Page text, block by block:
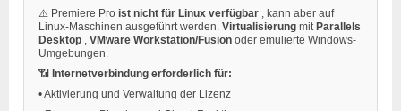
⚠️ Premiere Pro ist nicht für Linux verfügbar
, kann aber auf
Linux-Maschinen ausgeführt werden. Virtualisierung mit Parallels
Desktop
VMware Workstation/Fusion oder emulierte Windows-
Umgebungen.
📶 Internetverbindung erforderlich für:
•Aktivierung und Verwaltung der Lizenz